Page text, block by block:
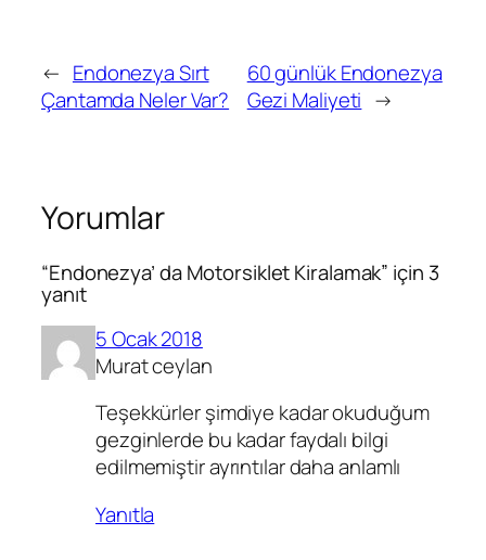
← Endonezya Sırt
Çantamda Neler Var?
60 günlük Endonezya
Gezi Maliyeti →
Yorumlar
“Endonezya’ da Motorsiklet Kiralamak” için 3
yanıt
5 Ocak 2018
Murat ceylan
Teşekkürler şimdiye kadar okuduğum
gezginlerde bu kadar faydalı bilgi
edilmemiştir ayrıntılar daha anlamlı
Yanıtla